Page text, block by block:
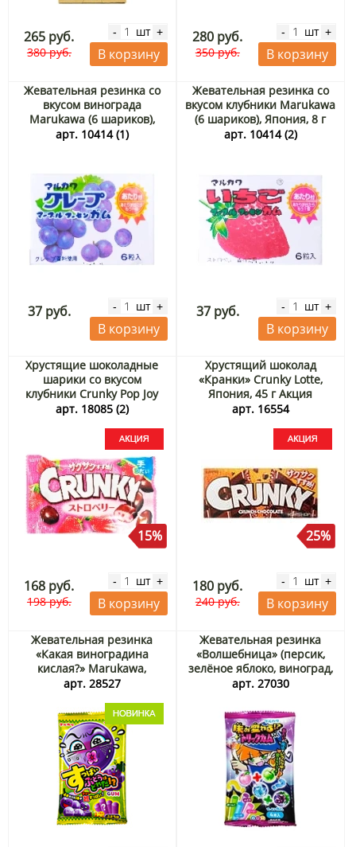
265 руб.
380 руб.
- шт +
В корзину
280 руб.
350 руб.
- шт +
В корзину
Жевательная резинка со
вкусом винограда
Marukawa (6 шариков),
Япония, 8 г
арт. 10414 (1)
37 руб. - шт +
В корзину
Жевательная резинка со
вкусом клубники Marukawa
(6 шариков), Япония, 8 г
арт. 10414 (2)
37 руб. - шт +
В корзину
Хрустящие шоколадные
шарики со вкусом
клубники Crunky Pop Joy
Strawberry Lotte, Япония,
арт. 18085 (2)
15%
168 руб.
198 руб.
- шт +
В корзину
Хрустящий шоколад
«Кранки» Crunky Lotte,
Япония, 45 г Акция
арт. 16554
25%
180 руб.
240 руб.
- шт +
В корзину
Жевательная резинка
«Какая виноградина
кислая?» Marukawa,
Япония, 12,6 г
арт. 28527
Жевательная резинка
«Волшебница» (персик,
зелёное яблоко, виноград,
содовая) Marukawa,
арт. 27030